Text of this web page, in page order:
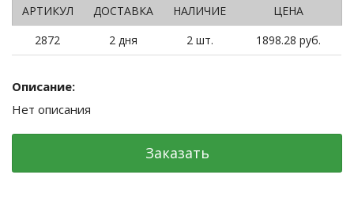
АРТИКУЛ ДОСТАВКА НАЛИЧИЕ
ЦЕНА
2872
2 дня 2 шт. 1898.28 руб.
Описание:
Нет описания
Заказать